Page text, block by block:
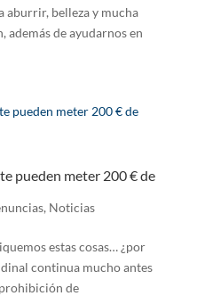
aburrir, belleza y mucha
además de ayudarnos en
pueden meter 200 € de
, Noticias
estas cosas… ¿por
continua mucho antes
de